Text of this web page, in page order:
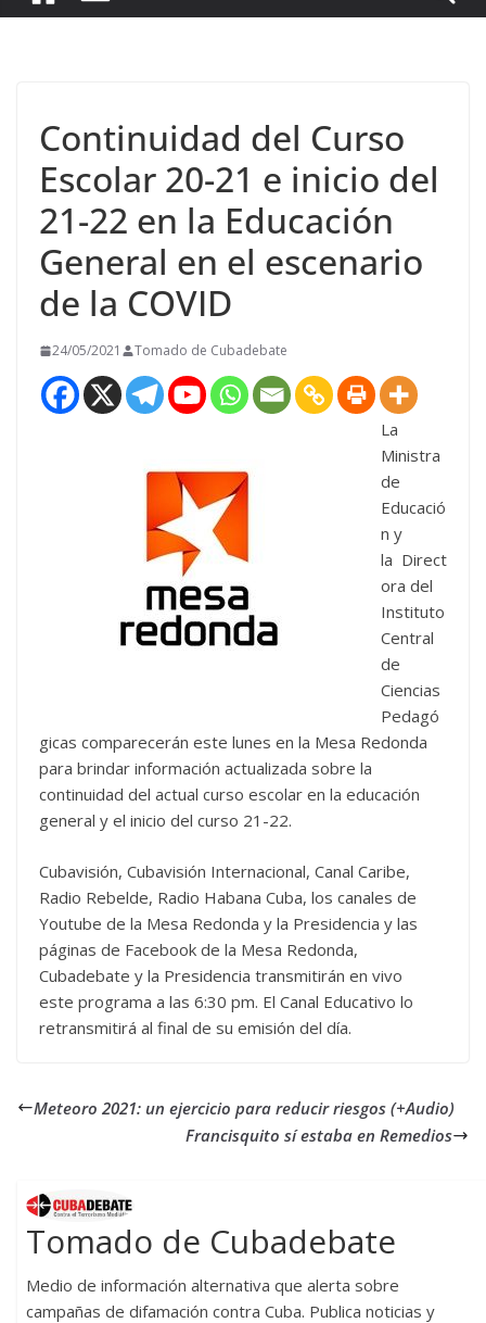
Continuidad del Curso
Escolar 20-21 e inicio del
21-22 en la Educación
General en el escenario
de la COVID
24/05/2021 Tomado de Cubadebate
La
Ministra
de
Educació
n y
la Direct
ora del
Instituto
Central
de
Ciencias
Pedagó
gicas comparecerán este lunes en la Mesa Redonda
para brindar información actualizada sobre la
continuidad del actual curso escolar en la educación
general y el inicio del curso 21-22.
Cubavisión, Cubavisión Internacional, Canal Caribe,
Radio Rebelde, Radio Habana Cuba, los canales de
Youtube de la Mesa Redonda y la Presidencia y las
páginas de Facebook de la Mesa Redonda,
Cubadebate y la Presidencia transmitirán en vivo
este programa a las 6:30 pm. El Canal Educativo lo
retransmitirá al final de su emisión del día.
Meteoro 2021: un ejercicio para reducir riesgos (+Audio)
Francisquito sí estaba en Remedios
Tomado de Cubadebate
Medio de información alternativa que alerta sobre
campañas de difamación contra Cuba. Publica noticias y